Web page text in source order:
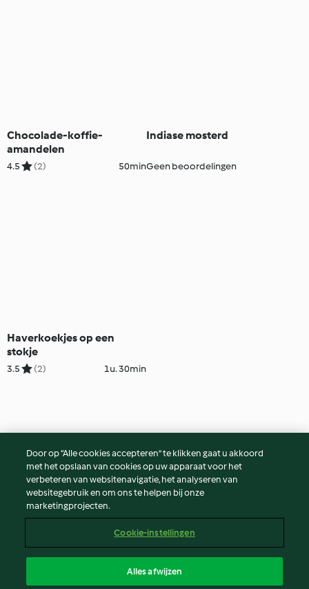
Chocolade-koffie-
amandelen
4.5 (2) 50min
Indiase mosterd
Geen beoordelingen
Haverkoekjes op een
stokje
3.5 (2) 1u. 30min
Door op “Alle cookies accepteren” te klikken gaat u akkoord
met het opslaan van cookies op uw apparaat voor het
verbeteren van websitenavigatie, het analyseren van
websitegebruik en om ons te helpen bij onze
marketingprojecten.
Cookie-instellingen
Alles afwijzen